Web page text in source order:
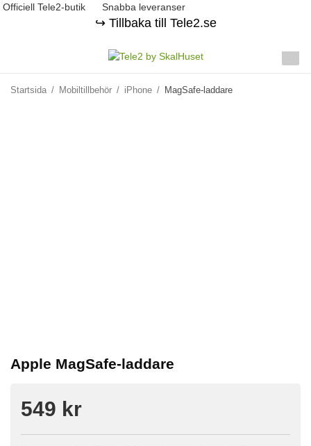
Officiell Tele2-butik Snabba leveranser
↪️ Tillbaka till Tele2.se
Startsida / Mobiltillbehör / iPhone / MagSafe-laddare
Apple MagSafe-laddare
549 kr